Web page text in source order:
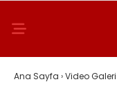
Ana Sayfa ›Video Galeri